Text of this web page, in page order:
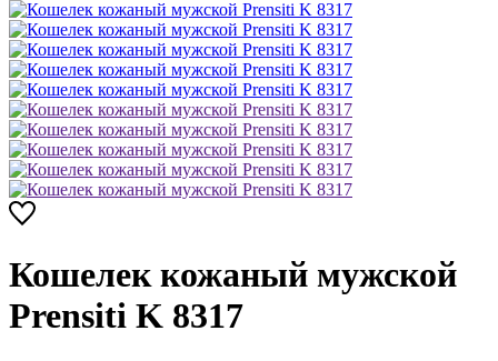
Кошелек кожаный мужской
Prensiti K 8317